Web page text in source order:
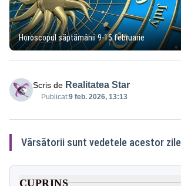
Horoscopul săptămânii 9-15 februarie
Scris de Realitatea Star
Publicat:9 feb. 2026, 13:13
Vărsătorii sunt vedetele acestor zile
CUPRINS